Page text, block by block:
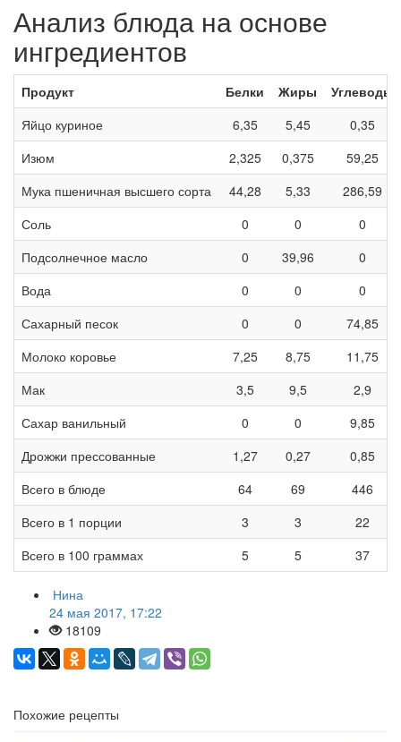
Анализ блюда на основе
ингредиентов
Продукт Белки Жиры
Углеводы
Яйцо куриное
6,35 5,45
0,35
Изюм
2,325 0,375
59,25
Мука пшеничная высшего сорта
44,28 5,33
286,59
Соль
0 0
0
Подсолнечное масло
0 39,96
0
Вода
0 0
0
Сахарный песок
0 0
74,85
Молоко коровье
7,25 8,75
11,75
Мак
3,5 9,5
2,9
Сахар ванильный
0 0
9,85
Дрожжи прессованные
1,27 0,27
0,85
Всего в блюде
64 69
446
Всего в 1 порции
3 3
22
Всего в 100 граммах
5 5 37
Нина
24 мая 2017, 17:22
18109
Похожие рецепты